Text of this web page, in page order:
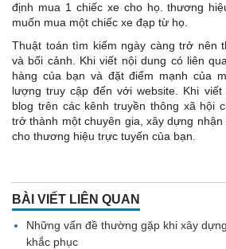
định mua 1 chiếc xe cho họ. thương
muốn mua một chiếc xe đạp từ họ.
Thuật toán tìm kiếm ngày càng trở nên
và bối cảnh. Khi viết nội dung có liên
hàng của bạn và đặt điểm mạnh của
lượng truy cập đến với website. Khi
blog trên các kênh truyền thông xã hội
trở thành một chuyên gia, xây dựng
cho thương hiệu trực tuyến của bạn.
BÀI VIẾT LIÊN QUAN
Những vấn đề thường gặp khi xây
khắc phục